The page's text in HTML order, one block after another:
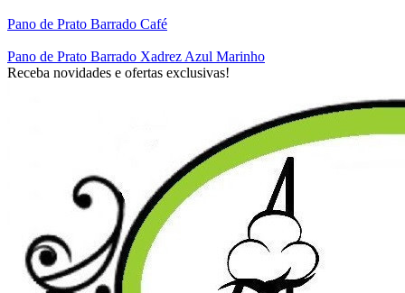
Pano de Prato Barrado Café
Pano de Prato Barrado Xadrez Azul Marinho
Receba novidades e ofertas exclusivas!